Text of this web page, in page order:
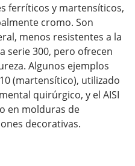
ferríticos y martensíticos,
cromo. Son
menos resistentes a la
serie 300, pero ofrecen
Algunos ejemplos
(martensítico), utilizado
quirúrgico, y el AISI
en molduras de
decorativas.